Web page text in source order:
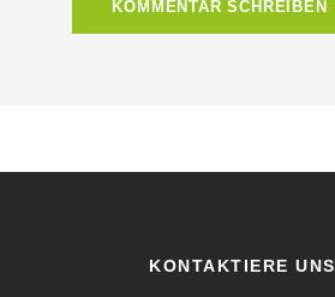
KONTAKTIERE UNS